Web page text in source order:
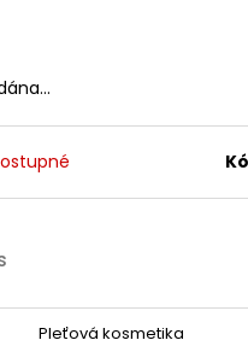
Pleťová kosmetika